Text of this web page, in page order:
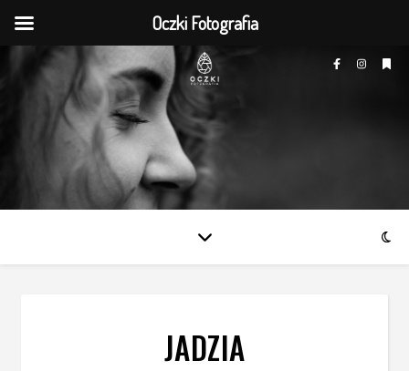
JADZIA
Oczki Fotografia